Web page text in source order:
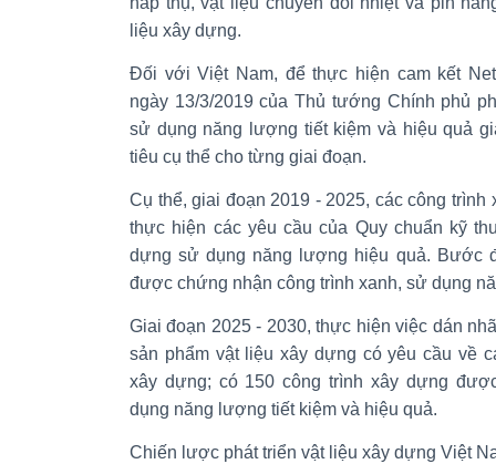
liệu xây dựng.
Đối với Việt Nam, để thực hiện cam kết
ngày 13/3/2019 của Thủ tướng Chính phủ
sử dụng năng lượng tiết kiệm và hiệu quả
tiêu cụ thể cho từng giai đoạn.
Cụ thể, giai đoạn 2019 - 2025, các công
thực hiện các yêu cầu của Quy chuẩn kỹ
dựng sử dụng năng lượng hiệu quả. Bước
được chứng nhận công trình xanh, sử dụng
Giai đoạn 2025 - 2030, thực hiện việc dán
sản phẩm vật liệu xây dựng có yêu cầu về
xây dựng; có 150 công trình xây dựng
dụng năng lượng tiết kiệm và hiệu quả.
Chiến lược phát triển vật liệu xây dựng Việt